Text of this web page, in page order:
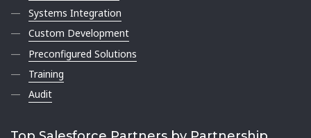
Systems Integration
Custom Development
Preconfigured Solutions
Training
Audit